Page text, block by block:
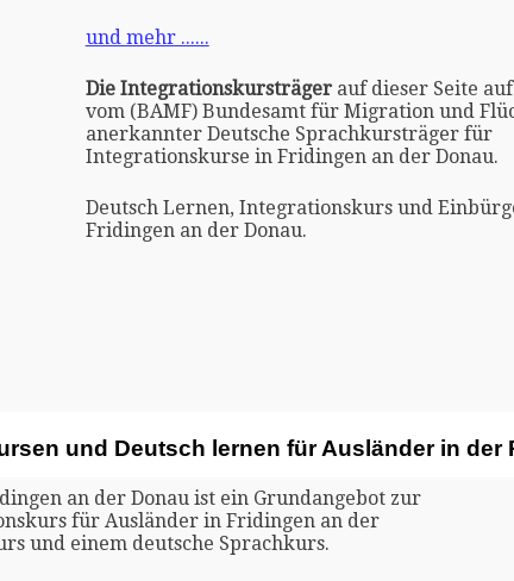
und mehr ......
Die Integrationskursträgerauf dieser Seite
vom (BAMF) Bundesamt für Migration und
anerkannter Deutsche Sprachkursträger für
Integrationskurse in Fridingen an der Donau.
Deutsch Lernen, Integrationskurs und
Fridingen an der Donau.
und Deutsch lernen für Ausländer in der
an der Donau ist ein Grundangebot zur
für Ausländer in Fridingen an der
und einem deutsche Sprachkurs.